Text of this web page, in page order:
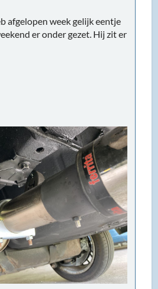
afgelopen week gelijk eentje
er onder gezet. Hij zit er